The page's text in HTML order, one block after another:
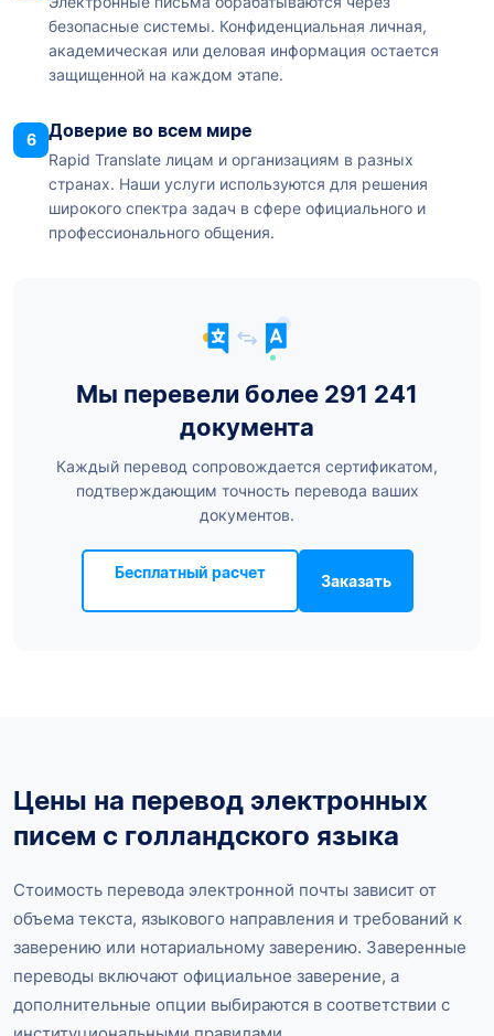
безопасные системы. Конфиденциальная личная,
академическая или деловая информация остается
защищенной на каждом этапе.
6 Доверие во всем мире
Rapid Translate лицам и организациям в разных
странах. Наши услуги используются для решения
широкого спектра задач в сфере официального и
профессионального общения.
Мы перевели более 291 241
документа
Каждый перевод сопровождается сертификатом,
подтверждающим точность перевода ваших
документов.
Бесплатный расчет Заказать
Цены на перевод электронных
писем с голландского языка
Стоимость перевода электронной почты зависит от
объема текста, языкового направления и требований к
заверению или нотариальному заверению. Заверенные
переводы включают официальное заверение, а
дополнительные опции выбираются в соответствии с